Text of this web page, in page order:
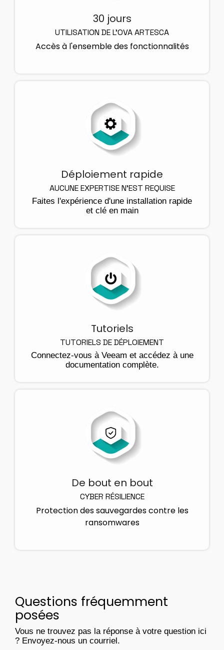
30 jours
UTILISATION DE L'OVA ARTESCA
Accès à l'ensemble des fonctionnalités
Déploiement rapide
AUCUNE EXPERTISE N'EST REQUISE
Faites l'expérience d'une installation rapide
et clé en main
Tutoriels
TUTORIELS DE DÉPLOIEMENT
Connectez-vous à Veeam et accédez à une
documentation complète.
De bout en bout
CYBER RÉSILIENCE
Protection des sauvegardes contre les
ransomwares
Questions fréquemment
posées
Vous ne trouvez pas la réponse à votre question ici
? Envoyez-nous un courriel.